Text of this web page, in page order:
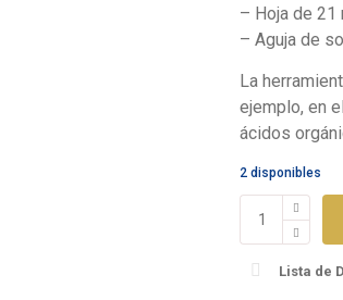
– Hoja de 21
– Aguja de
La
ejemplo, en
ácidos
2 disponibles
PhiGlow
Holder
Herremienta
Lista de